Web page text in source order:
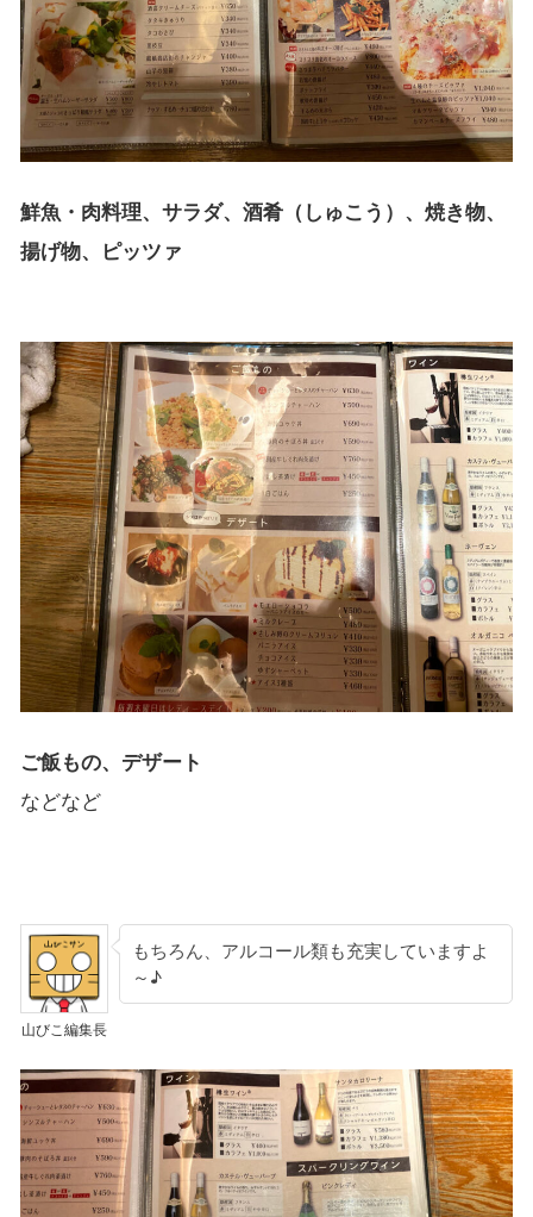
鮮魚・肉料理、サラダ、酒肴（しゅこう）、焼き物、
揚げ物、ピッツァ
ご飯もの、デザート
などなど
山びこ編集長
もちろん、アルコール類も充実していますよ
～♪